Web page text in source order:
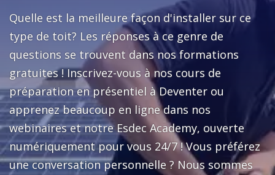
Quelle est la meilleure façon d'installer sur ce
type de toit? Les réponses à ce genre de
questions se trouvent dans nos formations
gratuites ! Inscrivez-vous à nos cours de
préparation en présentiel à Deventer ou
apprenez beaucoup en ligne dans nos
webinaires et notre Esdec Academy, ouverte
numériquement pour vous 24/7 ! Vous préférez
une conversation personnelle ? Nous sommes